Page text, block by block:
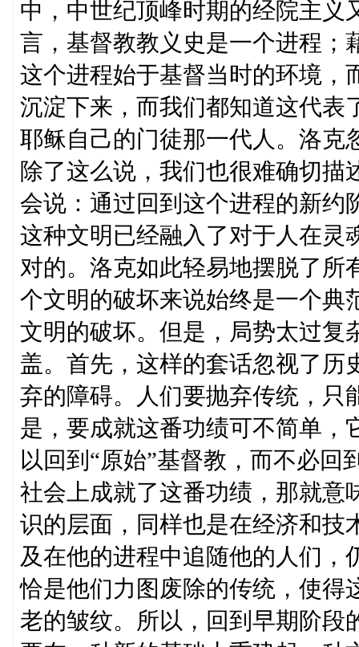
中，中世纪顶峰时期的经院主义
言，基督教教义史是一个进程；
这个进程始于基督当时的环境，
沉淀下来，而我们都知道这代表
耶稣自己的门徒那一代人。洛克
除了这么说，我们也很难确切描
会说：通过回到这个进程的新约
这种文明已经融入了对于人在灵
对的。洛克如此轻易地摆脱了所
个文明的破坏来说始终是一个典
文明的破坏。但是，局势太过复
盖。首先，这样的套话忽视了历
弃的障碍。人们要抛弃传统，只
是，要成就这番功绩可不简单，
以回到“原始”基督教，而不必回
社会上成就了这番功绩，那就意
识的层面，同样也是在经济和技
及在他的进程中追随他的人们，
恰是他们力图废除的传统，使得
老的皱纹。所以，回到早期阶段